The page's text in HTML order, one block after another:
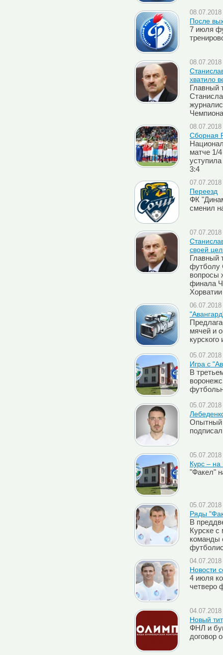
После
7 июля
хватило
Главный
Сборная
матче 1/
3:4
Переезд
ФК
сменил
своей
Главный
футболу
вопросы
финала
Хорватии
мячей и
курского
Игра с
В
Опытный
Курс – на
"Факел"
Ряды
В
Курске
команды
Новости
4 июля
четверо
Новый
ФНЛ и
договор